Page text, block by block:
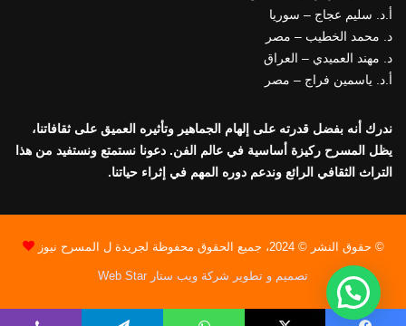
أ.د. سليم عجاج – سوريا
د. محمد الخطيب – مصر
د. مهند العميدي – العراق
أ.د. ياسمين فراج – مصر
ندرك أنه بفضل قدرته على إلهام الجماهير وتأثيره العميق على ثقافاتنا،
يظل المسرح ركيزة أساسية في عالم الفن. دعونا نستمتع ونستفيد من هذا
التراث الثقافي الرائع وندعم دوره المهم في إثراء حياتنا.
© حقوق النشر © 2024، جميع الحقوق محفوظة لجريدة ل المسرح نيوز
تصميم و تطوير شركة ويب ستار Web Star